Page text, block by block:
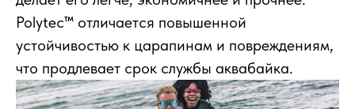
Polytec™ отличается повышенной
устойчивостью к царапинам и повреждениям,
что продлевает срок службы аквабайка.